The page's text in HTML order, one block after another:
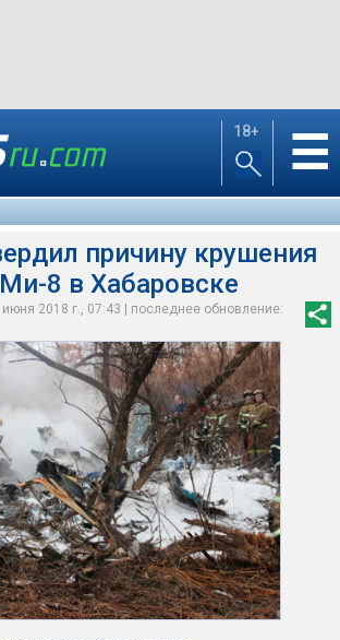
18+ ☰
причину крушения
8 в Хабаровске
2018 г., 07:43 | последнее обновление: